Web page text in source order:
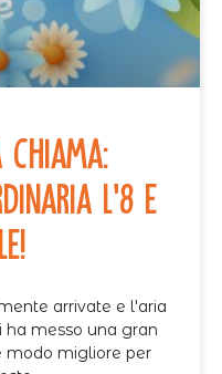
l'8 e
arrivate e l'aria
messo una gran
modo migliore per